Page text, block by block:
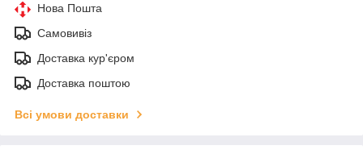
Нова Пошта
Самовивіз
Доставка кур'єром
Доставка поштою
Всі умови доставки